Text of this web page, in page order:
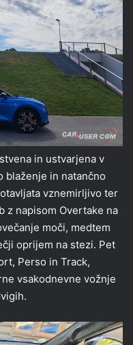
in ustvarjena v
blaženje in natančno
vznemirljivo ter
z napisom Overtake na
moči, medtem
oprijem na stezi. Pet
Perso in Track,
vsakodnevne vožnje